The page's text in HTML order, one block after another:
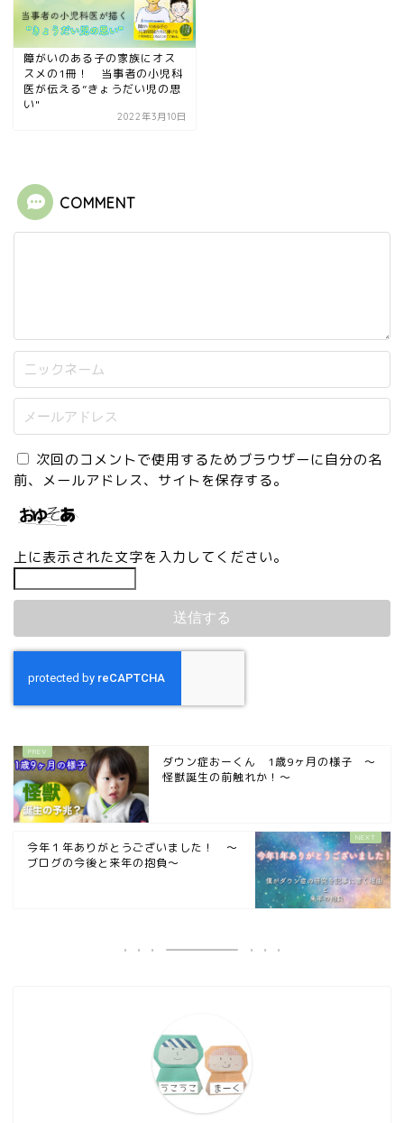
障がいのある子の家族にオス
スメの1冊！ 当事者の小児科
医が伝える”きょうだい児の思
い"
2022年3月10日
COMMENT
次回のコメントで使用するためブラウザーに自分の名
前、メールアドレス、サイトを保存する。
上に表示された文字を入力してください。
ダウン症おーくん 1歳9ヶ月の様子 〜
怪獣誕生の前触れか！〜
今年１年ありがとうございました！ 〜
ブログの今後と来年の抱負〜